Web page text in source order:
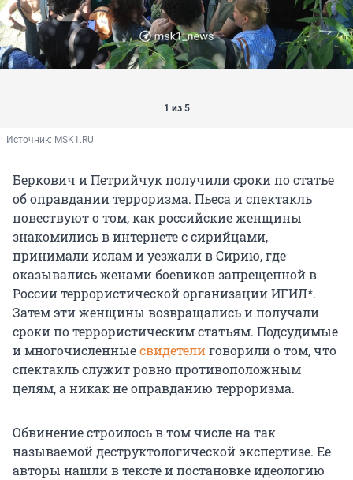
1 из 5
Источник: MSK1.RU
Беркович и Петрийчук получили сроки по статье
об оправдании терроризма. Пьеса и спектакль
повествуют о том, как российские женщины
знакомились в интернете с сирийцами,
принимали ислам и уезжали в Сирию, где
оказывались женами боевиков запрещенной в
России террористической организации ИГИЛ*.
Затем эти женщины возвращались и получали
сроки по террористическим статьям. Подсудимые
и многочисленныесвидетелиговорили о том, что
спектакль служит ровно противоположным
целям, а никак не оправданию терроризма.
Обвинение строилось в том числе на так
называемой деструктологической экспертизе. Ее
авторы нашли в тексте и постановке идеологию